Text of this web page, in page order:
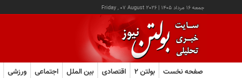
جمعه ۱۶ مرداد ۱۴۰۵ |
Friday , 07 August 2026
صفحه نخست بولتن ۲ اقتصادی بین الملل اجتماعی ورزشی